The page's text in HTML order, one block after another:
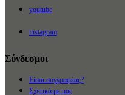
youtube
instagram
Σύνδεσμοι
Είσαι συγγραφέας?
Σχετικά με μας